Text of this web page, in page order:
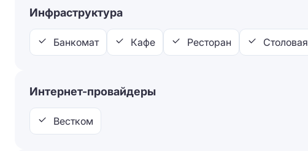
Инфраструктура
Банкомат Кафе Ресторан Столовая
Интернет-провайдеры
Вестком